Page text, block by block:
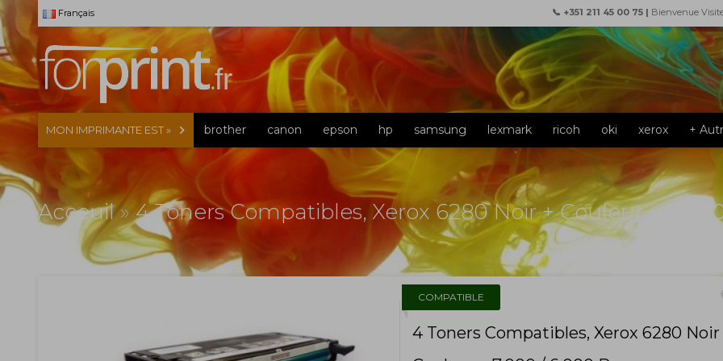
Français 📞 +351 211 45 00 75 | Bienvenue
MON IMPRIMANTE EST » brother canon epson hp samsung lexmark ricoh oki xerox +
Acceuil»4 Toners Compatibles, Xerox 6280 Noir + Couleur ~
COMPATIBLE
4 Toners Compatibles, Xerox 6280 Noir